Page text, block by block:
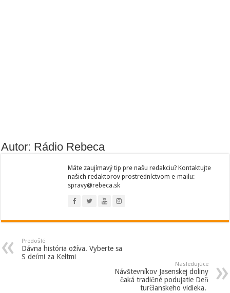
Autor: Rádio Rebeca
Máte zaujímavý tip pre našu redakciu? Kontaktujte
našich redaktorov prostredníctvom e-mailu:
spravy@rebeca.sk
Predošlé
Dávna história ožíva. Vyberte sa
S deťmi za Keltmi
Nasledujúce
Návštevníkov Jasenskej doliny
čaká tradičné podujatie Deň
turčianskeho vidieka.